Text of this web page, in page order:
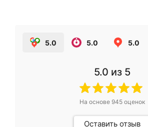
5.0 5.0 5.0
5.0 из 5
На основе 945оценок
Оставить отзыв